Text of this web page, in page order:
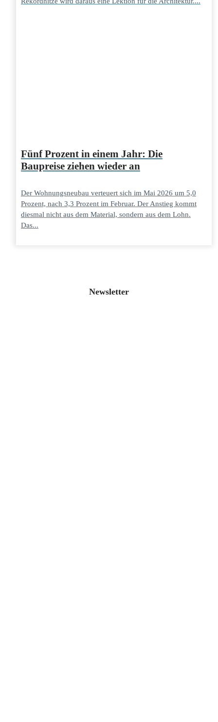
Fünf Prozent in einem Jahr: Die
Baupreise ziehen wieder an
Der Wohnungsneubau verteuert sich im Mai 2026 um 5,0
Prozent, nach 3,3 Prozent im Februar. Der Anstieg kommt
diesmal nicht aus dem Material, sondern aus dem Lohn.
Das...
Newsletter